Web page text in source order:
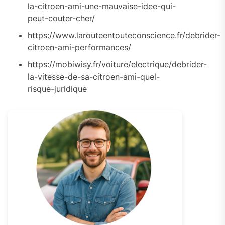
la-citroen-ami-une-mauvaise-idee-qui-
peut-couter-cher/
https://www.larouteentouteconscience.fr/debrider-
citroen-ami-performances/
https://mobiwisy.fr/voiture/electrique/debrider-
la-vitesse-de-sa-citroen-ami-quel-
risque-juridique